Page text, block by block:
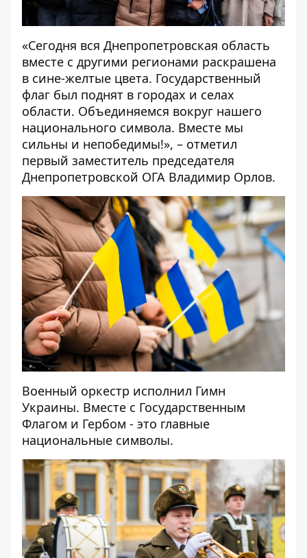
«Сегодня вся Днепропетровская область
вместе с другими регионами раскрашена
в сине-желтые цвета. Государственный
флаг был поднят в городах и селах
области. Объединяемся вокруг нашего
национального символа. Вместе мы
сильны и непобедимы!», – отметил
первый заместитель председателя
Днепропетровской ОГА Владимир Орлов.
Военный оркестр исполнил Гимн
Украины. Вместе с Государственным
Флагом и Гербом - это главные
национальные символы.